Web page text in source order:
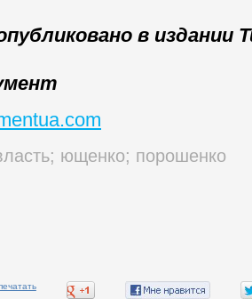
в издании
; ющенко; порошенко